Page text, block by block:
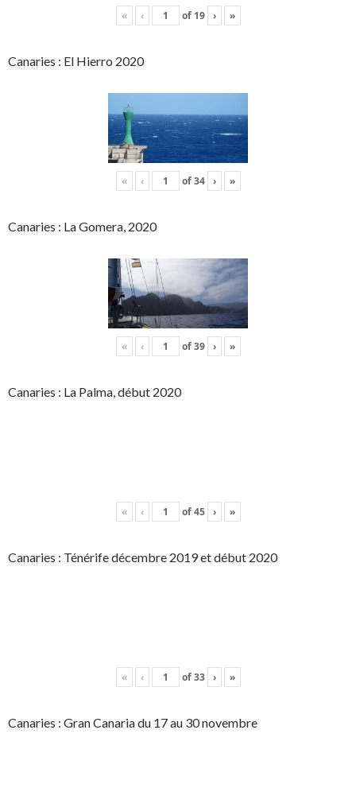
« ‹ of 19 › »
Canaries : El Hierro 2020
« ‹ of34 › »
Canaries : La Gomera, 2020
« ‹ of39 › »
Canaries : La Palma, début 2020
« ‹ of45 › »
Canaries : Ténérife décembre 2019 et début 2020
« ‹ of33 › »
Canaries : Gran Canaria du 17 au 30 novembre